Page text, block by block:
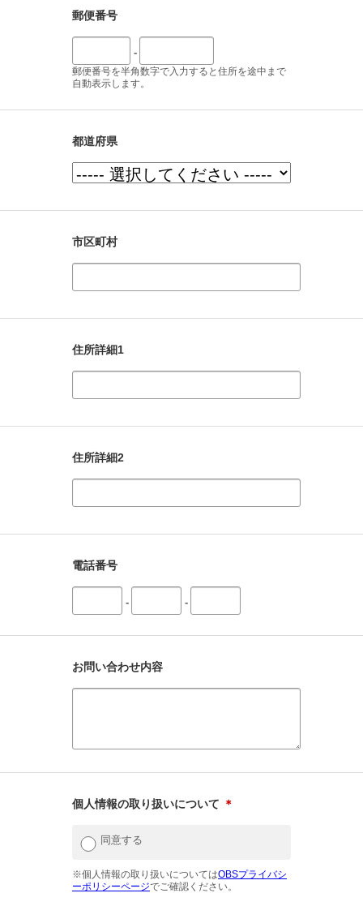
郵便番号
-
郵便番号を半角数字で入力すると住所を途中まで
自動表示します。
都道府県
市区町村
住所詳細1
住所詳細2
電話番号
- -
お問い合わせ内容
個人情報の取り扱いについて ＊
同意する
※個人情報の取り扱いについてはOBSプライバシ
ーポリシーページでご確認ください。